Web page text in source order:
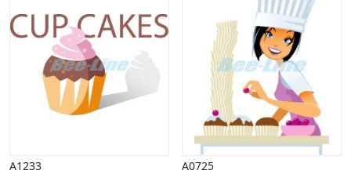
Spil
Sport
Spots
Stjernetegn, astrologi
Sundhed, sygdom
Trafik, færdsel
Underholdning, kultur
A1233 A0725